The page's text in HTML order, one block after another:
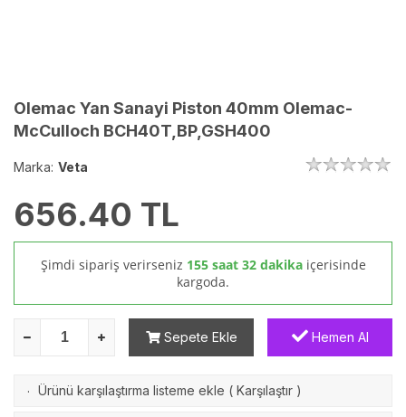
Olemac Yan Sanayi Piston 40mm Olemac-
McCulloch BCH40T,BP,GSH400
Marka: Veta
656.40 TL
Şimdi sipariş verirseniz 155 saat 32 dakika içerisinde
kargoda.
Sepete Ekle Hemen Al
· Ürünü karşılaştırma listeme ekle ( Karşılaştır )